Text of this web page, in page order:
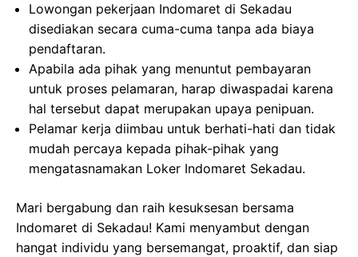
Lowongan pekerjaan Indomaret di Sekadau
disediakan secara cuma-cuma tanpa ada biaya
pendaftaran.
Apabila ada pihak yang menuntut pembayaran
untuk proses pelamaran, harap diwaspadai karena
hal tersebut dapat merupakan upaya penipuan.
Pelamar kerja diimbau untuk berhati-hati dan tidak
mudah percaya kepada pihak-pihak yang
mengatasnamakan Loker Indomaret Sekadau.
Mari bergabung dan raih kesuksesan bersama
Indomaret di Sekadau! Kami menyambut dengan
hangat individu yang bersemangat, proaktif, dan siap